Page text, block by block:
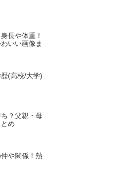
長や体重！
いい画像ま
(高校/大学)
？父親・母
め
や関係！熱